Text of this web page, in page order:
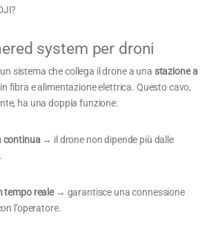
system per droni
sistema che collega il drone a una stazione a
fibra e alimentazione elettrica. Questo cavo,
ha una doppia funzione:
continua→ il drone non dipende più dalle
tempo reale→ garantisce una connessione
l’operatore.